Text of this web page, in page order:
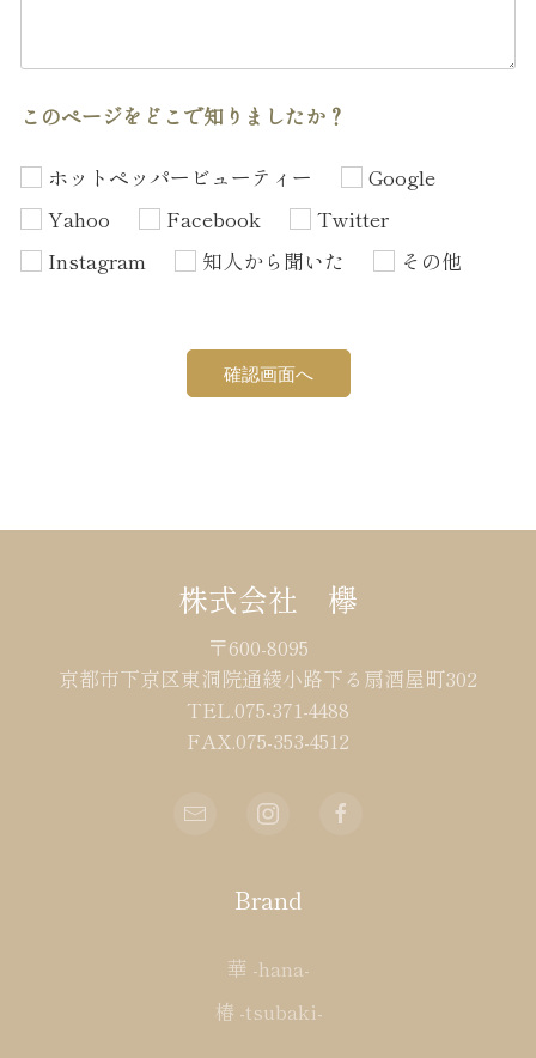
このページをどこで知りましたか？
ホットペッパービューティー
Google
Yahoo
Facebook
Twitter
Instagram
知人から聞いた その他
株式会社 欅
〒600-8095
京都市下京区東洞院通綾小路下る扇酒屋町302
TEL.075-371-4488
FAX.075-353-4512
Brand
華 -hana-
椿 -tsubaki-